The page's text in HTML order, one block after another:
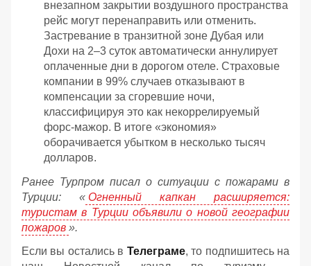
внезапном закрытии воздушного пространства
рейс могут перенаправить или отменить.
Застревание в транзитной зоне Дубая или
Дохи на 2–3 суток автоматически аннулирует
оплаченные дни в дорогом отеле. Страховые
компании в 99% случаев отказывают в
компенсации за сгоревшие ночи,
классифицируя это как некоррелируемый
форс-мажор. В итоге «экономия»
оборачивается убытком в несколько тысяч
долларов.
Ранее Турпром писал о ситуации с пожарами в
Турции: « Огненный капкан расширяется:
туристам в Турции объявили о новой географии
пожаров ».
Если вы остались в Телеграме, то подпишитесь на